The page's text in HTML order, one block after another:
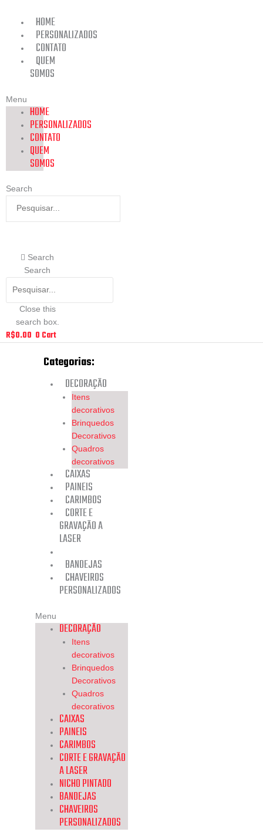
HOME
PERSONALIZADOS
CONTATO
QUEM
SOMOS
Menu
HOME
PERSONALIZADOS
CONTATO
QUEM
SOMOS
Search
Search
Search
Close this
search box.
R$0.00 0 Cart
Categorias:
DECORAÇÃO
Itens
decorativos
Brinquedos
Decorativos
Quadros
decorativos
CAIXAS
PAINEIS
CARIMBOS
CORTE E
GRAVAÇÃO A
LASER
BANDEJAS
CHAVEIROS
PERSONALIZADOS
Menu
DECORAÇÃO
Itens
decorativos
Brinquedos
Decorativos
Quadros
decorativos
CAIXAS
PAINEIS
CARIMBOS
CORTE E GRAVAÇÃO
A LASER
NICHO PINTADO
BANDEJAS
CHAVEIROS
PERSONALIZADOS